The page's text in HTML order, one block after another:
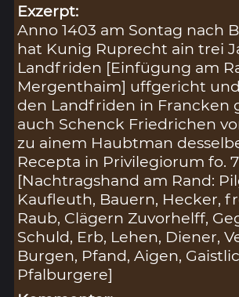
Exzerpt:
Anno 1403 am Sontag nach
hat Kunig Ruprecht ain trei
Landfriden [Einfügung am
Mergenthaim] uffgericht
den Landfriden in Francken
auch Schenck Friedrichen
zu ainem Haubtman
Recepta in Privilegiorum fo.
[Nachtragshand am Rand:
Kaufleuth, Bauern, Hecker,
Raub, Clägern Zuvorhelff,
Schuld, Erb, Lehen, Diener,
Burgen, Pfand, Aigen,
Pfalburgere]